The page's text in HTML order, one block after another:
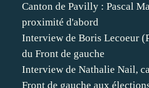
Canton de Pavilly : Pascal
proximité d'abord
Interview de Boris Lecoeur
du Front de gauche
Interview de Nathalie Nail,
Front de gauche aux